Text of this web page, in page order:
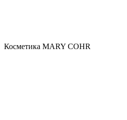
Косметика MARY COHR